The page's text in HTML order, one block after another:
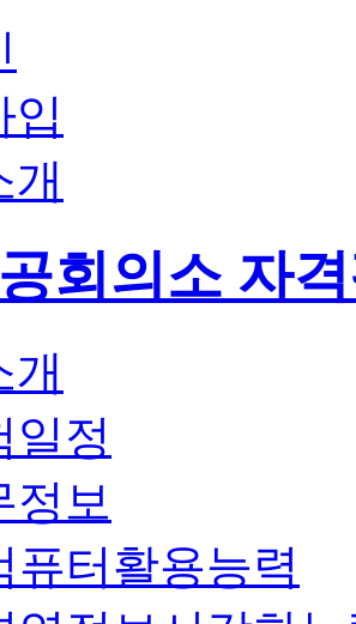
입
개
회의소 자
개
일정
정보
퓨터활용능력